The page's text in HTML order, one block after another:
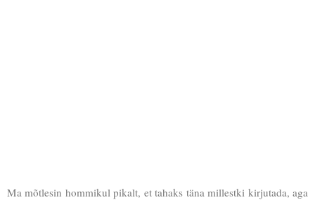
Ma mõtlesin hommikul pikalt, et tahaks täna millestki kirjutada, aga